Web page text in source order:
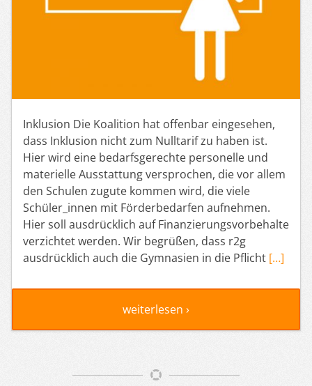
Inklusion Die Koalition hat offenbar eingesehen,
dass Inklusion nicht zum Nulltarif zu haben ist.
Hier wird eine bedarfsgerechte personelle und
materielle Ausstattung versprochen, die vor allem
den Schulen zugute kommen wird, die viele
Schüler_innen mit Förderbedarfen aufnehmen.
Hier soll ausdrücklich auf Finanzierungsvorbehalte
verzichtet werden. Wir begrüßen, dass r2g
ausdrücklich auch die Gymnasien in die Pflicht […]
weiterlesen ›